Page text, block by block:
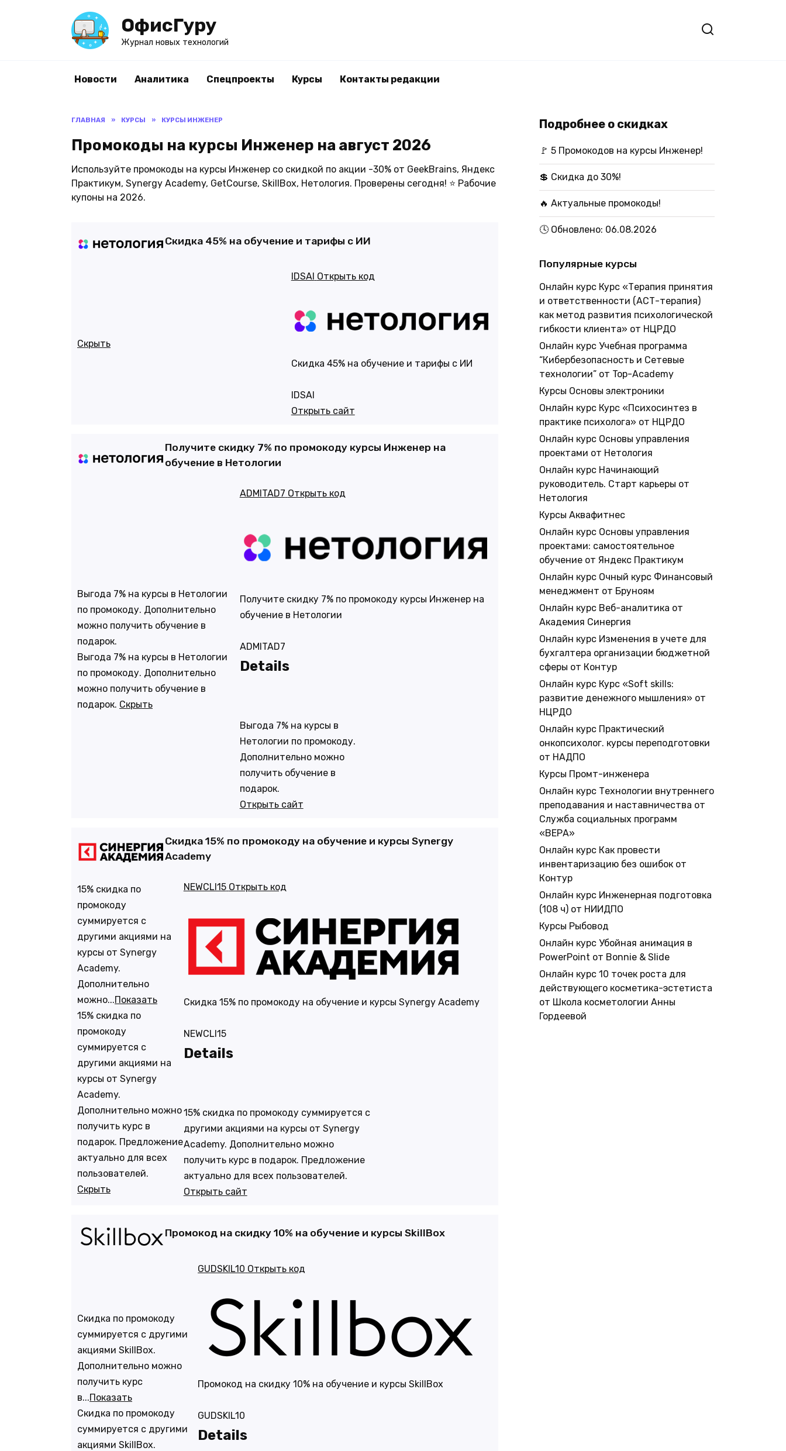
ОфисГуру
Журнал новых технологий
Новости Аналитика Спецпроекты Курсы Контакты редакции
ГЛАВНАЯ » КУРСЫ » КУРСЫ ИНЖЕНЕР
Промокоды на курсы Инженер на август 2026
Используйте промокоды на курсы Инженер со скидкой по акции -30% от GeekBrains, Яндекс
Практикум, Synergy Academy, GetCourse, SkillBox, Нетология. Проверены сегодня! ⭐ Рабочие
купоны на 2026.
Cкидка 45% на обучение и тарифы с ИИ
Скрыть
IDSAI Открыть код
Cкидка 45% на обучение и тарифы с ИИ
IDSAI
Открыть сайт
Получите скидку 7% по промокоду курсы Инженер на
обучение в Нетологии
Выгода 7% на курсы в Нетологии
по промокоду. Дополнительно
можно получить обучение в
подарок.
Выгода 7% на курсы в Нетологии
по промокоду. Дополнительно
можно получить обучение в
подарок. Скрыть
ADMITAD7 Открыть код
Получите скидку 7% по промокоду курсы Инженер на
обучение в Нетологии
ADMITAD7
Details
Выгода 7% на курсы в
Нетологии по промокоду.
Дополнительно можно
получить обучение в
подарок.
Открыть сайт
Скидка 15% по промокоду на обучение и курсы Synergy
Academy
15% скидка по
промокоду
суммируется с
другими акциями на
курсы от Synergy
Academy.
Дополнительно
можно...Показать
15% скидка по
промокоду
суммируется с
другими акциями на
курсы от Synergy
Academy.
Дополнительно можно
получить курс в
подарок. Предложение
актуально для всех
пользователей.
Скрыть
NEWCLI15 Открыть код
Скидка 15% по промокоду на обучение и курсы Synergy Academy
NEWCLI15
Details
15% скидка по промокоду суммируется с
другими акциями на курсы от Synergy
Academy. Дополнительно можно
получить курс в подарок. Предложение
актуально для всех пользователей.
Открыть сайт
Промокод на скидку 10% на обучение и курсы SkillBox
Скидка по промокоду
суммируется с другими
акциями SkillBox.
Дополнительно можно
получить курс
в...Показать
Скидка по промокоду
суммируется с другими
акциями SkillBox.
GUDSKIL10 Открыть код
Промокод на скидку 10% на обучение и курсы SkillBox
GUDSKIL10
Details
Подробнее о скидках
🚩 5 Промокодов на курсы Инженер!
💲 Скидка до 30%!
🔥 Актуальные промокоды!
🕓 Обновлено: 06.08.2026
Популярные курсы
Онлайн курс Курс «Терапия принятия
и ответственности (АСТ-терапия)
как метод развития психологической
гибкости клиента» от НЦРДО
Онлайн курс Учебная программа
“Кибербезопасность и Сетевые
технологии” от Top-Academy
Курсы Основы электроники
Онлайн курс Курс «Психосинтез в
практике психолога» от НЦРДО
Онлайн курс Основы управления
проектами от Нетология
Онлайн курс Начинающий
руководитель. Старт карьеры от
Нетология
Курсы Аквафитнес
Онлайн курс Основы управления
проектами: самостоятельное
обучение от Яндекс Практикум
Онлайн курс Очный курс Финансовый
менеджмент от Бруноям
Онлайн курс Веб-аналитика от
Академия Синергия
Онлайн курс Изменения в учете для
бухгалтера организации бюджетной
сферы от Контур
Онлайн курс Курс «Soft skills:
развитие денежного мышления» от
НЦРДО
Онлайн курс Практический
онкопсихолог. курсы переподготовки
от НАДПО
Курсы Промт-инженера
Онлайн курс Технологии внутреннего
преподавания и наставничества от
Служба социальных программ
«ВЕРА»
Онлайн курс Как провести
инвентаризацию без ошибок от
Контур
Онлайн курс Инженерная подготовка
(108 ч) от НИИДПО
Курсы Рыбовод
Онлайн курс Убойная анимация в
PowerPoint от Bonnie & Slide
Онлайн курс 10 точек роста для
действующего косметика-эстетиста
от Школа косметологии Анны
Гордеевой